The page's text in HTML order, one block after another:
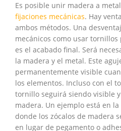
Es posible unir madera a
fijaciones mecánicas. Hay
ambos métodos. Una
mecánicos como usar
es el acabado final. Será
la madera y el metal. Este
permanentemente visible
los elementos. Incluso con el
tornillo seguirá siendo visible
madera. Un ejemplo está en
donde los zócalos de madera
en lugar de pegamento o